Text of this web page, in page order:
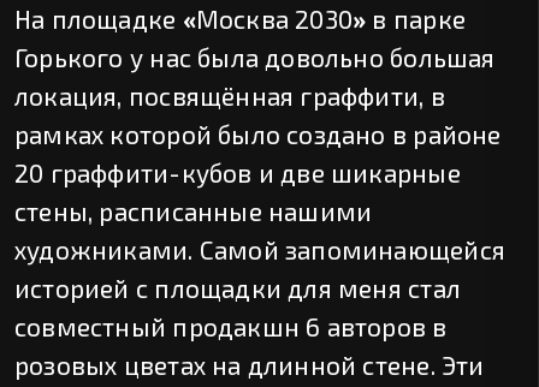
На площадке «Москва 2030» в парке
Горького у нас была довольно большая
локация, посвящённая граффити, в
рамках которой было создано в районе
20 граффити-кубов и две шикарные
стены, расписанные нашими
художниками. Самой запоминающейся
историей с площадки для меня стал
совместный продакшн 6 авторов в
розовых цветах на длинной стене. Эти